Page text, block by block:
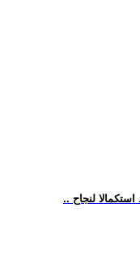
لنجاح